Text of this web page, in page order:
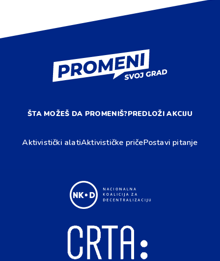
ŠTA MOŽEŠ DA PROMENIŠ?PREDLOŽI AKCIJU
Aktivistički alatiAktivističke pričePostavi pitanje